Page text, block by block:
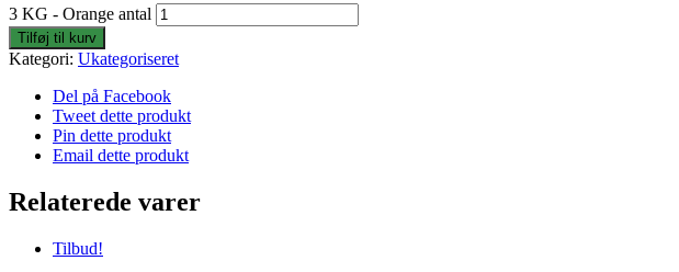
3 KG - Orange antal
Tilføj til kurv
Kategori: Ukategoriseret
Del på Facebook
Tweet dette produkt
Pin dette produkt
Email dette produkt
Relaterede varer
Tilbud!